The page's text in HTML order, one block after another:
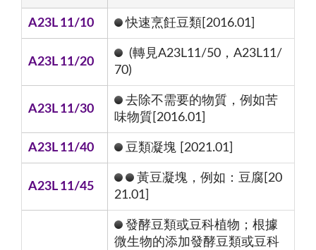
A23L 11/10 快速烹飪豆類[2016.01]
A23L 11/20
(轉見A23L11/50，A23L11/
70)
A23L 11/30
去除不需要的物質，例如苦
味物質[2016.01]
A23L 11/40 豆類凝塊 [2021.01]
A23L 11/45
黃豆凝塊，例如：豆腐[20
21.01]
發酵豆類或豆科植物；根據
微生物的添加發酵豆類或豆科